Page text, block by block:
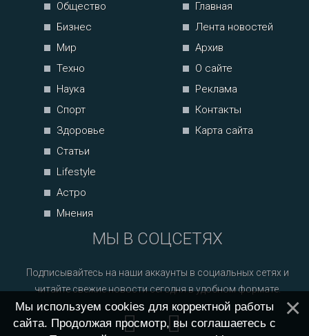
Общество
Бизнес
Мир
Техно
Наука
Спорт
Здоровье
Статьи
Lifestyle
Астро
Мнения
Главная
Лента новостей
Архив
О сайте
Реклама
Контакты
Карта сайта
МЫ В СОЦСЕТЯХ
Подписывайтесь на наши аккаунты в социальных сетях и
читайте свежие новости сегодня в удобном формате.
Мы используем cookies для корректной работы
сайта. Продолжая просмотр, вы соглашаетесь с